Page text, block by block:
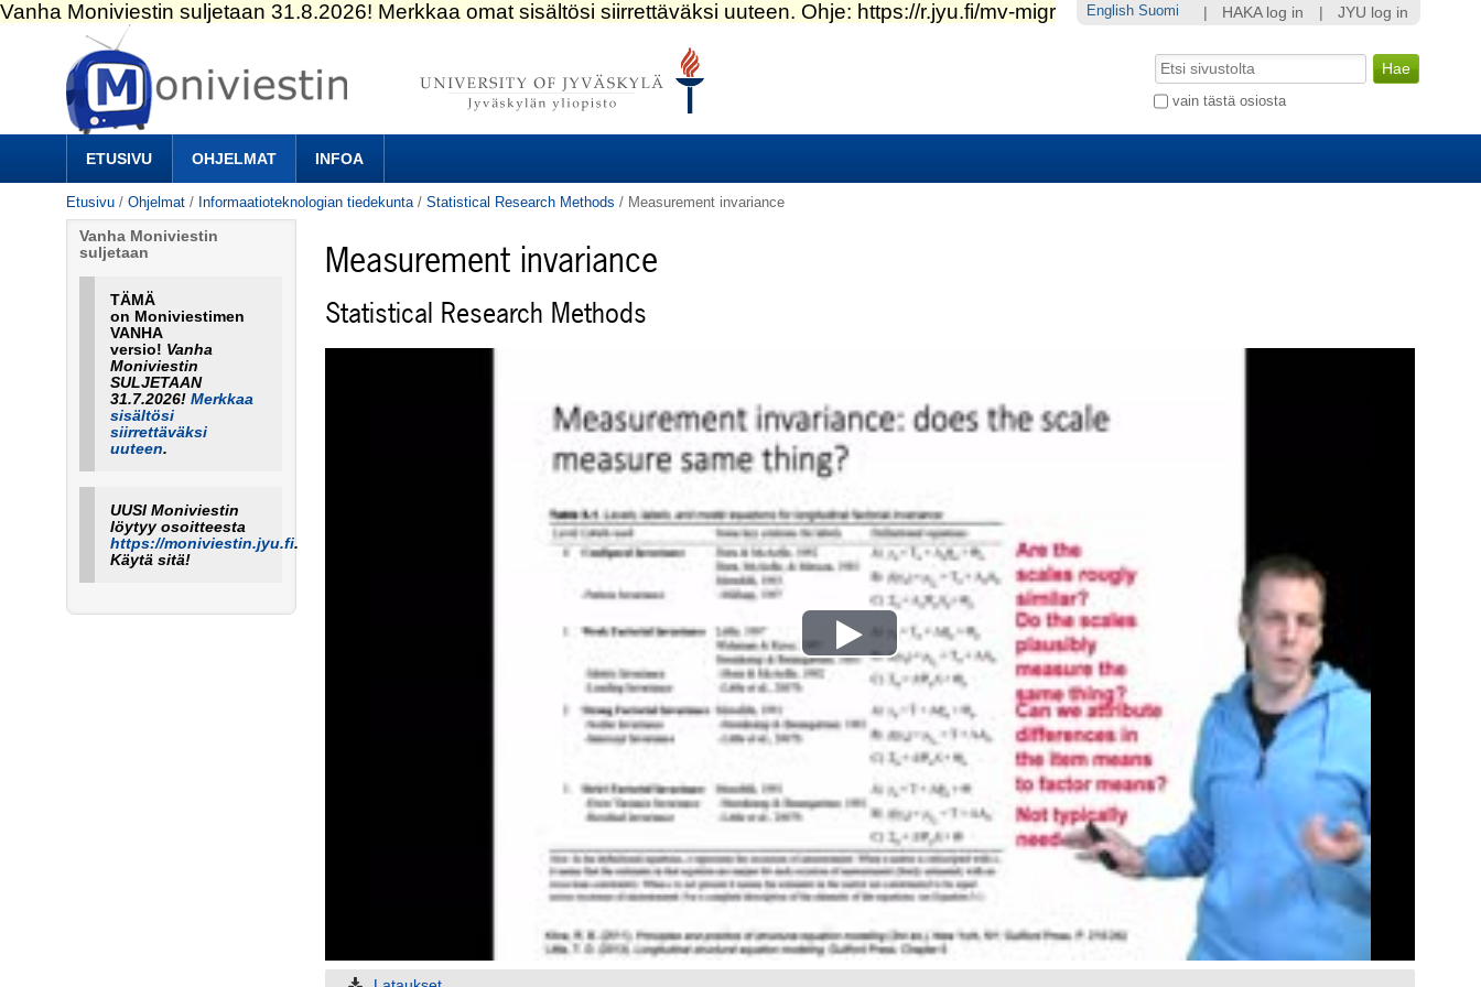
Siirry
sisältöön.
|
Siirry
navigointiin
ETUSIVU OHJELMAT INFOA
Hae
vain tästä osiosta
Laajennettu
Etusivu /Ohjelmat / Informaatioteknologian tiedekunta /Statistical Research Methods / Measurement invariance
Measurement invariance
Statistical Research Methods
Play
Video
Vanha Moniviestin
suljetaan
TÄMÄ
on Moniviestimen
VANHA
versio! Vanha
Moniviestin
SULJETAAN
31.7.2026! Merkkaa
sisältösi
siirrettäväksi
uuteen.
UUSI Moniviestin
löytyy osoitteesta
https://moniviestin.jyu.fi.
Käytä sitä!
HAKA log in JYU log in
English Suomi